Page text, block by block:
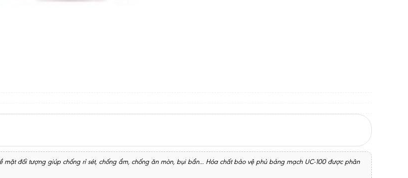
đối tượng giúp chống rỉ sét, chống ẩm, chống ăn mòn, bụi bẩn... Hóa chất bảo vệ phủ bảng mạch UC-100 được phân